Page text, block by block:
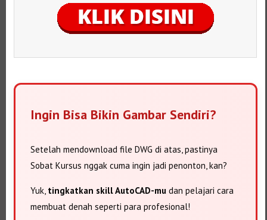
Ingin Bisa Bikin Gambar Sendiri?
Setelah mendownload file DWG di atas, pastinya
Sobat Kursus nggak cuma ingin jadi penonton, kan?
Yuk, tingkatkan skill AutoCAD-mu dan pelajari cara
membuat denah seperti para profesional!